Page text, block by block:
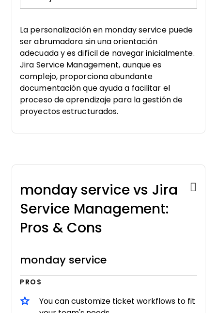
La personalización en monday service puede
ser abrumadora sin una orientación
adecuada y es difícil de navegar inicialmente.
Jira Service Management, aunque es
complejo, proporciona abundante
documentación que ayuda a facilitar el
proceso de aprendizaje para la gestión de
proyectos estructurados.
monday service vs Jira
Service Management:
Pros & Cons
monday service
PROS
You can customize ticket workflows to fit